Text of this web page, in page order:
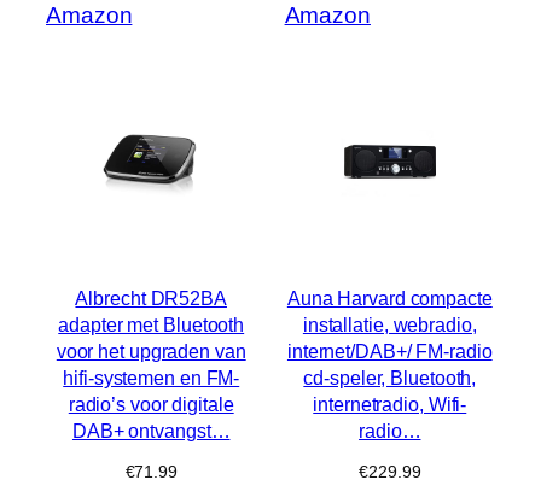
Amazon
Amazon
Albrecht DR52BA
adapter met Bluetooth
voor het upgraden van
hifi-systemen en FM-
radio’s voor digitale
DAB+ ontvangst…
€71.99
Auna Harvard compacte
installatie, webradio,
internet/DAB+/ FM-radio
cd-speler, Bluetooth,
internetradio, Wifi-
radio…
€229.99